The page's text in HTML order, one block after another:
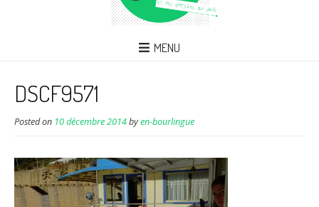
MENU
DSCF9571
Posted on 10 décembre 2014byen-bourlingue